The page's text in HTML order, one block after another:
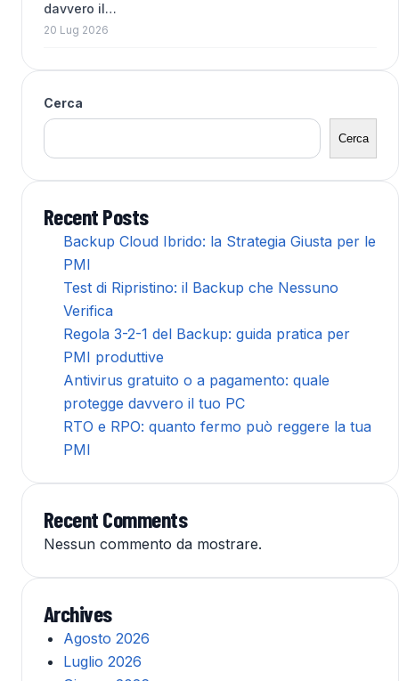
davvero il…
20 Lug 2026
Cerca
Cerca
Recent Posts
Backup Cloud Ibrido: la Strategia Giusta per le
PMI
Test di Ripristino: il Backup che Nessuno
Verifica
Regola 3-2-1 del Backup: guida pratica per
PMI produttive
Antivirus gratuito o a pagamento: quale
protegge davvero il tuo PC
RTO e RPO: quanto fermo può reggere la tua
PMI
Recent Comments
Nessun commento da mostrare.
Archives
Agosto 2026
Luglio 2026